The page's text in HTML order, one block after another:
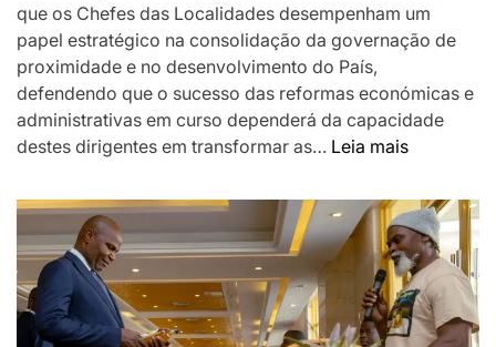
que os Chefes das Localidades desempenham um
papel estratégico na consolidação da governação de
proximidade e no desenvolvimento do País,
defendendo que o sucesso das reformas económicas e
administrativas em curso dependerá da capacidade
destes dirigentes em transformar as… Leia mais:
destaca
Chefes
das
como
pilar